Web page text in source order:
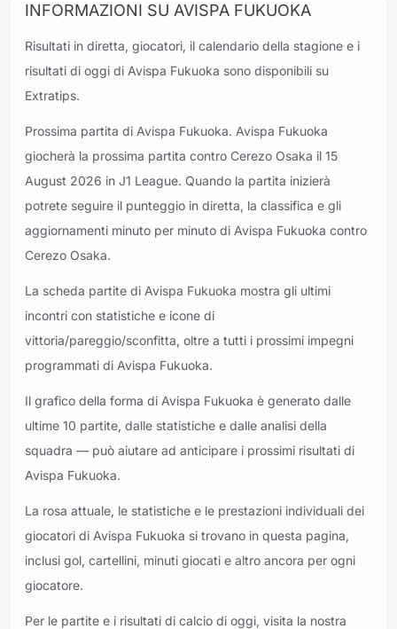
INFORMAZIONI SU AVISPA FUKUOKA
Risultati in diretta, giocatori, il calendario della stagione e i
risultati di oggi di Avispa Fukuoka sono disponibili su
Extratips.
Prossima partita di Avispa Fukuoka. Avispa Fukuoka
giocherà la prossima partita contro Cerezo Osaka il 15
August 2026 in J1 League. Quando la partita inizierà
potrete seguire il punteggio in diretta, la classifica e gli
aggiornamenti minuto per minuto di Avispa Fukuoka contro
Cerezo Osaka.
La scheda partite di Avispa Fukuoka mostra gli ultimi
incontri con statistiche e icone di
vittoria/pareggio/sconfitta, oltre a tutti i prossimi impegni
programmati di Avispa Fukuoka.
Il grafico della forma di Avispa Fukuoka è generato dalle
ultime 10 partite, dalle statistiche e dalle analisi della
squadra — può aiutare ad anticipare i prossimi risultati di
Avispa Fukuoka.
La rosa attuale, le statistiche e le prestazioni individuali dei
giocatori di Avispa Fukuoka si trovano in questa pagina,
inclusi gol, cartellini, minuti giocati e altro ancora per ogni
giocatore.
Per le partite e i risultati di calcio di oggi, visita la nostra